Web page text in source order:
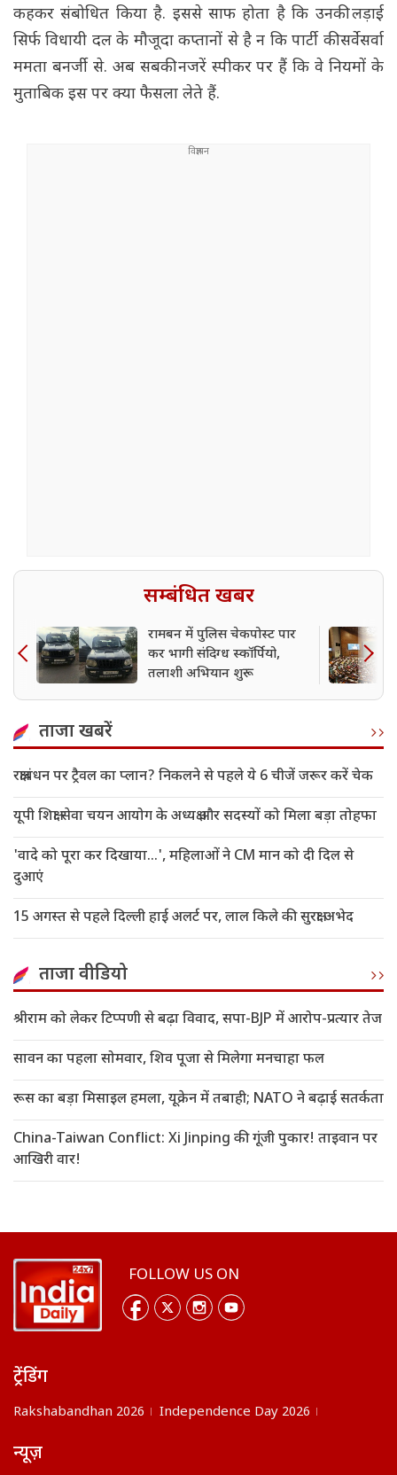
कहकर संबोधित किया है. इससे साफ होता है कि उनकी लड़ाई
सिर्फ विधायी दल के मौजूदा कप्तानों से है न कि पार्टी की सर्वेसर्वा
ममता बनर्जी से. अब सबकी नजरें स्पीकर पर हैं कि वे नियमों के
मुताबिक इस पर क्या फैसला लेते हैं.
सम्बंधित खबर
रामबन में पुलिस चेकपोस्ट पार
कर भागी संदिग्ध स्कॉर्पियो,
तलाशी अभियान शुरू
ताजा खबरें
रक्षाबंधन पर ट्रैवल का प्लान? निकलने से पहले ये 6 चीजें जरूर करें चेक
यूपी शिक्षा सेवा चयन आयोग के अध्यक्ष और सदस्यों को मिला बड़ा तोहफा
'वादे को पूरा कर दिखाया...', महिलाओं ने CM मान को दी दिल से
दुआएं
15 अगस्त से पहले दिल्ली हाई अलर्ट पर, लाल किले की सुरक्षा अभेद
ताजा वीडियो
श्रीराम को लेकर टिप्पणी से बढ़ा विवाद, सपा-BJP में आरोप-प्रत्यार तेज
सावन का पहला सोमवार, शिव पूजा से मिलेगा मनचाहा फल
रूस का बड़ा मिसाइल हमला, यूक्रेन में तबाही; NATO ने बढ़ाई सतर्कता
China-Taiwan Conflict: Xi Jinping की गूंजी पुकार! ताइवान पर
आखिरी वार!
FOLLOW US ON
ट्रेंडिंग
Rakshabandhan 2026 Independence Day 2026
न्यूज़